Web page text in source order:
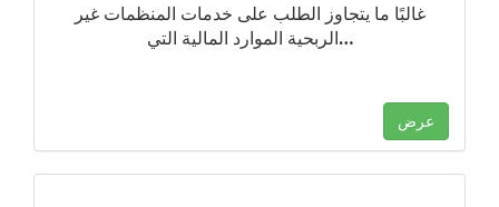
غالبًا ما يتجاوز الطلب على خدمات المنظمات غير
الربحية الموارد المالية التي…
عرض